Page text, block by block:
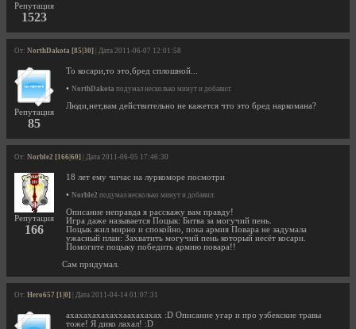
Репутация
1523
От: NorthDakota [85|30] | Дата 2011-06-07 12:01:58
Репутация
85
То косари,то это,бред сплошной...
• NorthDakota подумал несколько минут и добавил:
Люди,нет,вам действительно не кажется что это бред наркомана?
От: Norble2 [166|60] | Дата 2011-06-05 17:46:30
Репутация
166
18 лет ему чичас на луркоморе посмотри
• Norble2 подумал несколько минут и добавил:
Описание неправда я расскажу вам правду!
Игра даже называется Поцык: Битва за могучий пень.
Поцык жил мирно и спокойно, пока армия Повара не задумала
ужасный план: Захватить могучий пень который несёт косари.
Помогите поцыку победить армию повара!!
Сам придумал.
От: Hero657 [1|0] | Дата 2011-04-14 01:07:31
ахахахахахаххаахахахах :D Описание угар и про узбекские травы
тоже! Я дико лaхал! :D